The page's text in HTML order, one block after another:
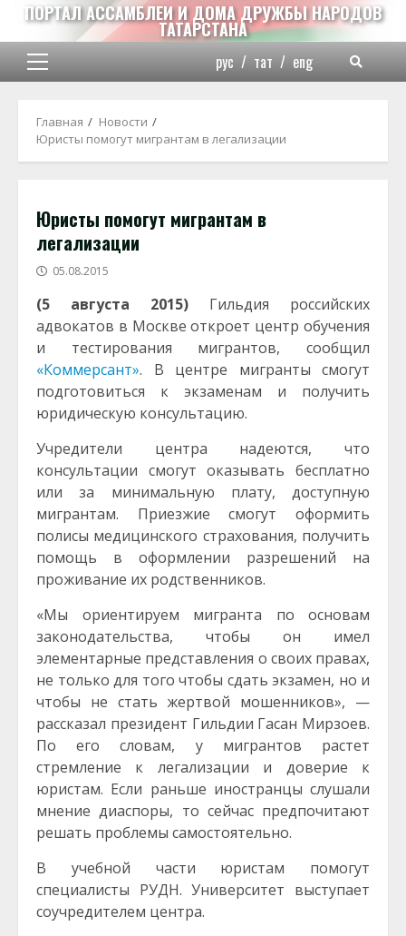
Перейти
содержимому
ПОРТАЛ АССАМБЛЕИ И ДОМА ДРУЖБЫ НАРОДОВ
ТАТАРСТАНА
Основное
рус / тат / eng
Главная
Новости
Юристы помогут мигрантам в легализации
Юристы помогут мигрантам в
легализации
05.08.2015
(5 августа 2015) Гильдия российских
адвокатов в Москве откроет центр обучения
и тестирования мигрантов, сообщил
«Коммерсант». В центре мигранты смогут
подготовиться к экзаменам и получить
юридическую консультацию.
Учредители центра надеются, что
консультации смогут оказывать бесплатно
или за минимальную плату, доступную
мигрантам. Приезжие смогут оформить
полисы медицинского страхования, получить
помощь в оформлении разрешений на
проживание их родственников.
«Мы ориентируем мигранта по основам
законодательства, чтобы он имел
элементарные представления о своих правах,
не только для того чтобы сдать экзамен, но и
чтобы не стать жертвой мошенников», —
рассказал президент Гильдии Гасан Мирзоев.
По его словам, у мигрантов растет
стремление к легализации и доверие к
юристам. Если раньше иностранцы слушали
мнение диаспоры, то сейчас предпочитают
решать проблемы самостоятельно.
В учебной части юристам помогут
специалисты РУДН. Университет выступает
соучредителем центра.